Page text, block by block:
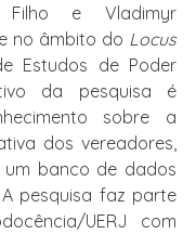
Filho e Vladimyr
no âmbito do Locus
Estudos de Poder
da pesquisa é
sobre a
dos vereadores,
um banco de dados
pesquisa faz parte
UERJ com